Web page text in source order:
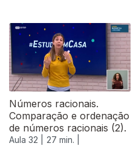
Números racionais.
Comparação e ordenação
de números racionais (2).
Aula 32 |
27 min. |